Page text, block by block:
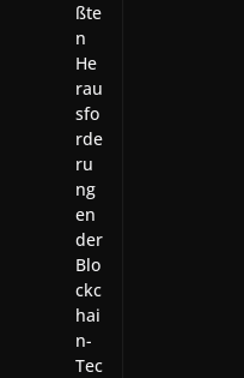
ßte
n
He
rau
sfo
rde
ru
ng
en
der
Blo
ckc
hai
n-
Tec